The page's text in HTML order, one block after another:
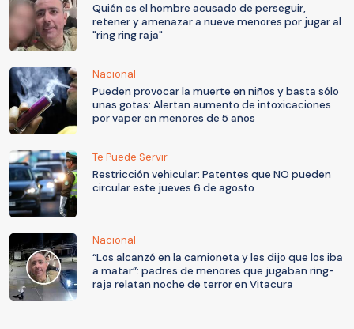
Quién es el hombre acusado de perseguir,
retener y amenazar a nueve menores por jugar al
"ring ring raja"
Nacional
Pueden provocar la muerte en niños y basta sólo
unas gotas: Alertan aumento de intoxicaciones
por vaper en menores de 5 años
Te Puede Servir
Restricción vehicular: Patentes que NO pueden
circular este jueves 6 de agosto
Nacional
“Los alcanzó en la camioneta y les dijo que los iba
a matar”: padres de menores que jugaban ring-
raja relatan noche de terror en Vitacura